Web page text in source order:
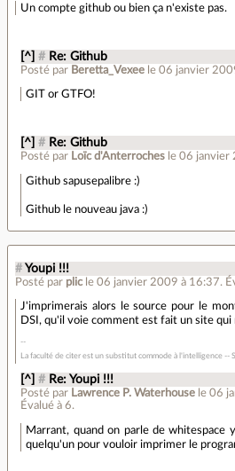
Un compte github ou bien ça n'existe pas.
[^] # Re: Github
Posté par Beretta_Vexee le 06 janvier
GIT or GTFO!
[^] # Re: Github
Posté par Loïc d'Anterroches le 06
Github sapusepalibre :)
Github le nouveau java :)
# Youpi !!!
Posté par plic le 06 janvier 2009 à 16:37.
J'imprimerais alors le source pour le
DSI, qu'il voie comment est fait un site qui
­La faculté de citer est un substitut commode à l'intelligence --
[^] # Re: Youpi !!!
Posté par Lawrence P. Waterhouse le 06
Évalué à6.
Marrant, quand on parle de whitespace
quelqu'un pour vouloir imprimer le